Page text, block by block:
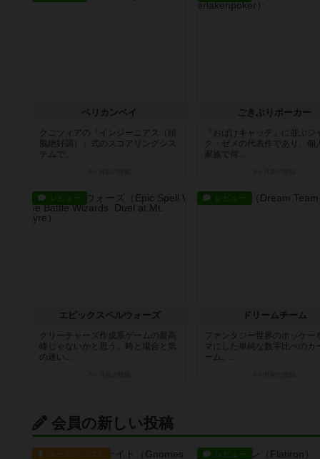
ペリカンベイ
クニツィアの『インジーニアス（頭
脳絶好調）』式のスコアリングシス
テムで...
ごきぶりポーカー
『おばけキャッチ』に並ぶジ
ク・ゼメの代表作であり、個
家族で何...
レビュー
エピックスペルウォーズ
クリーチャーズ作成系ゲームの最高
峰じゃないかと思う。時と場合と気
の迷い...
レビュー
ドリームチーム
ファンタジー世界のホッケー
マにした単純な数字比べのカ
ーム。...
会員の新しい投稿
ルール/インスト レビュー